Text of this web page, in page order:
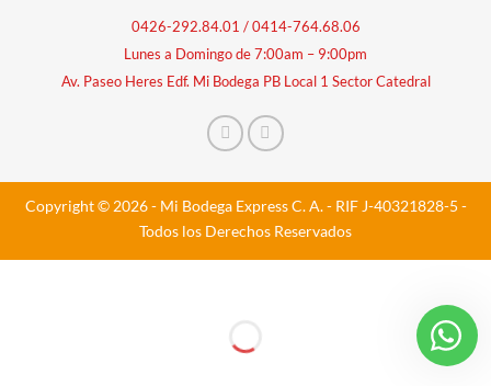
0426-292.84.01 /0414-764.68.06
Lunes a Domingo de 7:00am – 9:00pm
Av. Paseo Heres Edf. Mi Bodega PB Local 1 Sector Catedral
Copyright © 2026 - Mi Bodega Express C. A. - RIF J-40321828-5 -
Todos los Derechos Reservados